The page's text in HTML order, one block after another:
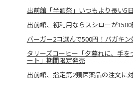
出前館「半額祭」いつもより長い5
出前館、初利用ならスシローが1500
バーガー2コ選んで500円！バガキ
タリーズコーヒー「夕暮れに、手
ート」期間限定発売
出前館、指定第2類医薬品の注文